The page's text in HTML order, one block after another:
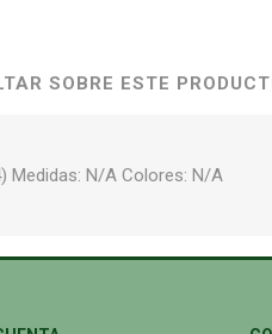
SOBRE ESTE
Medidas: N/A Colores: N/A